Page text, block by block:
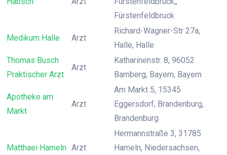
Fürstenfeldbruck
Medikum Halle Arzt
Richard-Wagner-Str 27a,
Halle, Halle
Thomas Busch
Praktischer Arzt
Arzt
Katharinenstr. 8, 96052
Bamberg, Bayern, Bayern
Apotheke am
Markt
Arzt
Am Markt 5, 15345
Eggersdorf, Brandenburg,
Brandenburg
Matthaei Hameln Arzt
Hermannstraße 3, 31785
Hameln, Niedersachsen,